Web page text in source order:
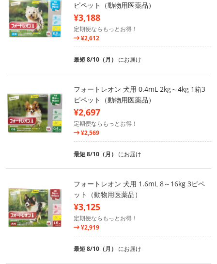
ピペット（動物用医薬品）
¥3,188
定期便ならもっとお得！
¥2,612
最短 8/10（月） にお届け
フォートレオン 犬用 0.4mL 2kg～4kg 1箱3
ピペット（動物用医薬品）
¥2,697
定期便ならもっとお得！
¥2,569
最短 8/10（月） にお届け
フォートレオン 犬用 1.6mL 8～16kg 3ピペ
ット（動物用医薬品）
¥3,125
定期便ならもっとお得！
¥2,919
最短 8/10（月） にお届け